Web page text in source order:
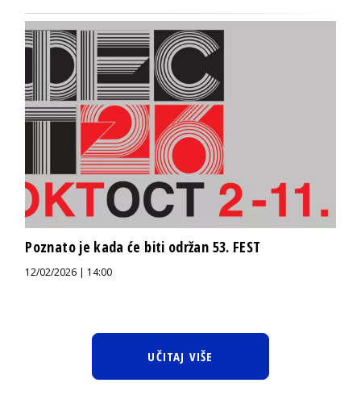
Poznato je kada će biti održan 53. FEST
12/02/2026 | 14:00
UČITAJ VIŠE